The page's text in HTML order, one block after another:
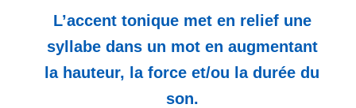
L’accent tonique met en relief une
syllabe dans un mot en augmentant
la hauteur, la force et/ou la durée du
son.